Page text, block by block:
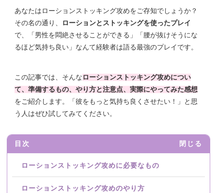
あなたはローションストッキング攻めをご存知でしょうか？
その名の通り、
ローションとストッキングを使ったプレイ
で、「男性を悶絶させることができる」「腰が抜けそうにな
るほど気持ち良い」なんて経験者は語る最強のプレイです。
この記事では、そんな ローションストッキング攻めについ
て、準備するもの、やり方と注意点、実際にやってみた感想
をご紹介します。「彼をもっと気持ち良くさせたい！」と思
う人はぜひ試してみてください。
目次 閉じる
ローションストッキング攻めに必要なもの
ローションストッキング攻めのやり方